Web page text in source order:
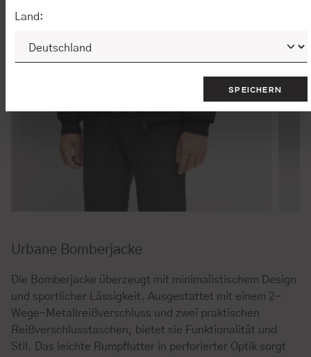
Urbane Bomberjacke
Die Bomberjacke überzeugt mit minimalistischem Design
und sportlicher Lässigkeit. Ausgestattet mit einem 2-
Wege-Metallreißverschluss und zwei praktischen
Reißverschlusstaschen, bietet sie Funktionalität und
Stil. Das leichte Rumpffutter in perforierter Optik sorgt
Land:
SPEICHERN